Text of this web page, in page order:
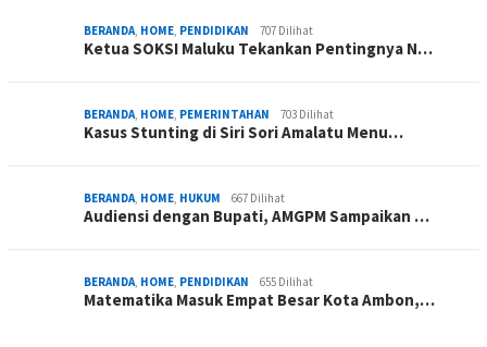
BERANDA, HOME, PENDIDIKAN 707 Dilihat
Ketua SOKSI Maluku Tekankan Pentingnya N…
BERANDA, HOME, PEMERINTAHAN 703 Dilihat
Kasus Stunting di Siri Sori Amalatu Menu…
BERANDA, HOME, HUKUM 667 Dilihat
Audiensi dengan Bupati, AMGPM Sampaikan …
BERANDA, HOME, PENDIDIKAN 655 Dilihat
Matematika Masuk Empat Besar Kota Ambon,…